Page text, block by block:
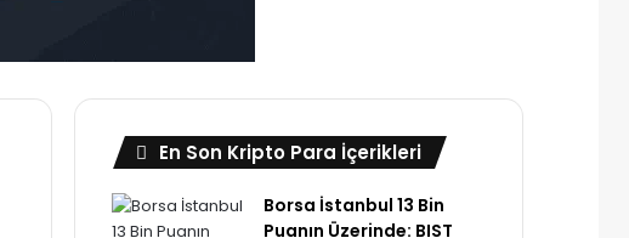
En Son Kripto Para İçerikleri
Borsa İstanbul 13 Bin
Puanın Üzerinde: BIST